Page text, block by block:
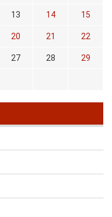
13 14 15
20 21 22
27 28 29